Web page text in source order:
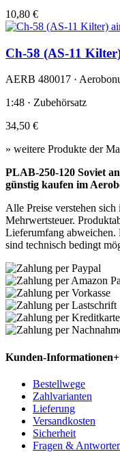
10,80 €
Ch-58 (AS-11
AERB 480017 ·
1:48 · Zubehörsatz
34,50 €
» weitere Produkte der
PLAB-250-120 Soviet
günstig kaufen im
Alle Preise verstehen
Mehrwertsteuer.
Lieferumfang abweichen.
sind technisch bedingt
Kunden-Informationen+
Bestellwege
Zahlvarianten
Lieferung
Versandkosten
Sicherheit
Fragen &